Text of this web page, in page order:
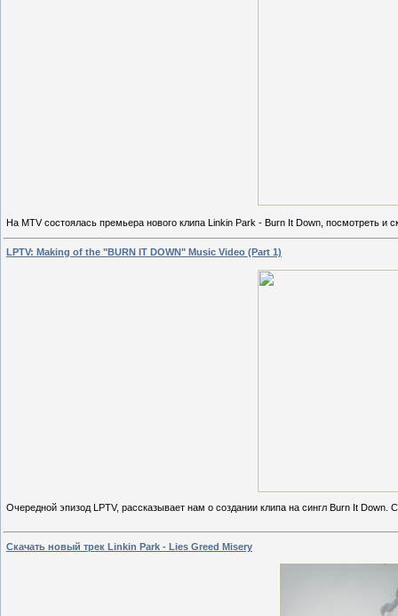
На MTV состоялась премьера нового клипа Linkin Park - Burn It Down, посмотреть и
LPTV: Making of the "BURN IT DOWN" Music Video (Part 1)
Очередной эпизод LPTV, рассказывает нам о создании клипа на сингл Burn It Down.
Скачать новый трек Linkin Park - Lies Greed Misery